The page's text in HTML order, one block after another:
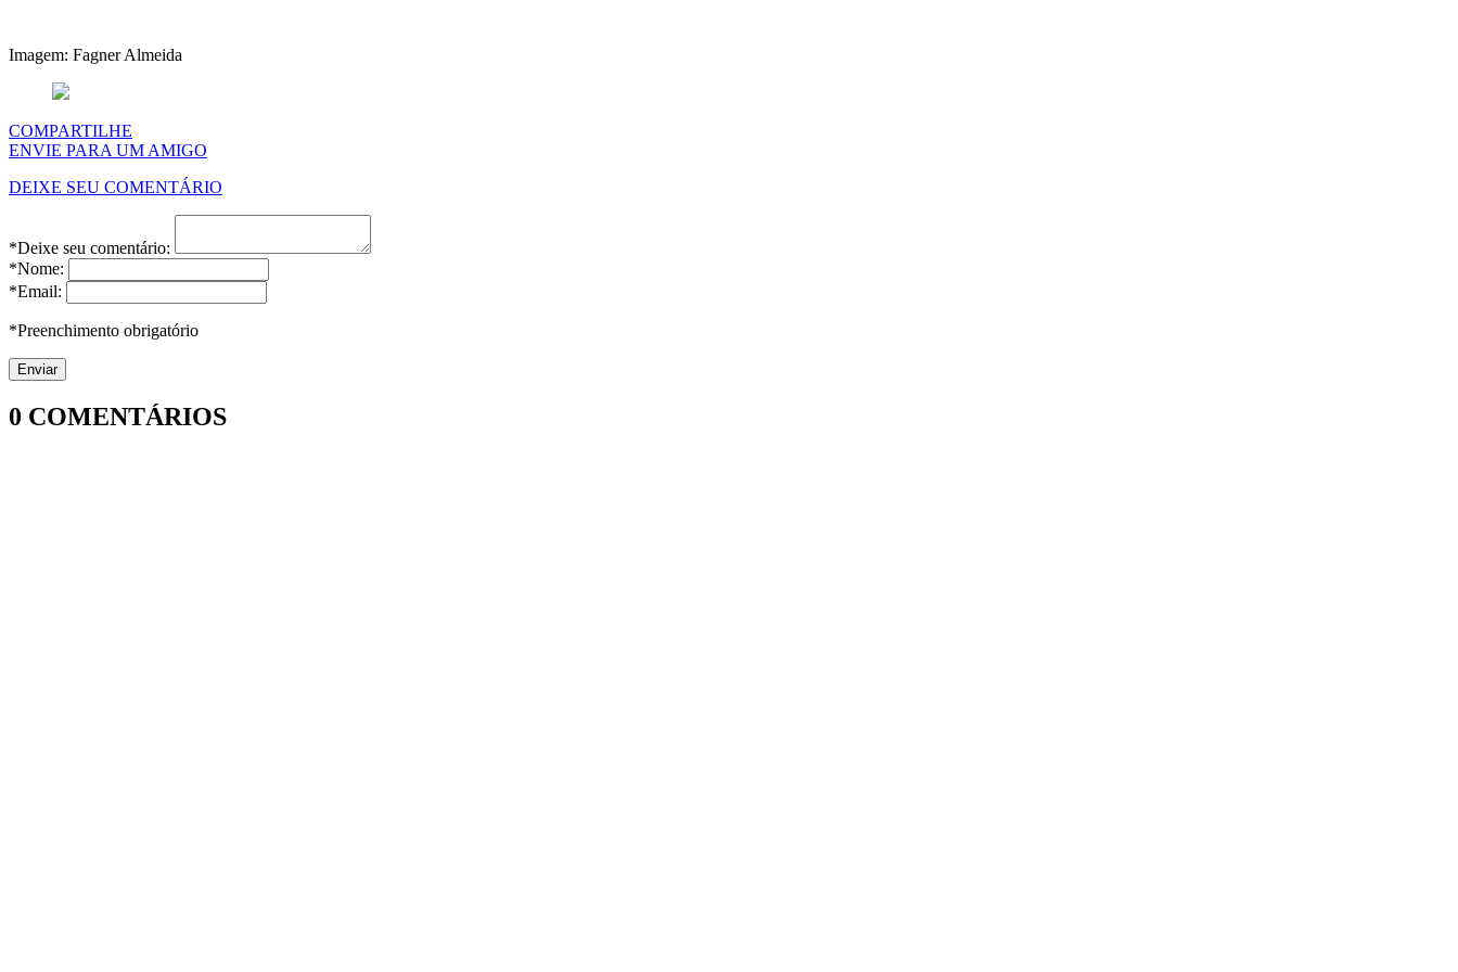
Imagem: Fagner Almeida
COMPARTILHE
ENVIE PARA UM AMIGO
DEIXE SEU COMENTÁRIO
*Deixe seu comentário:
*Nome:
*Email:
*Preenchimento obrigatório
0 COMENTÁRIOS